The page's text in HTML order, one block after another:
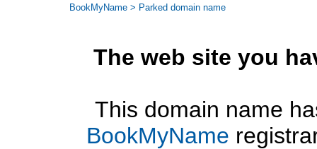
BookMyName > Parked domain name
The web site you
This domain name
BookMyName